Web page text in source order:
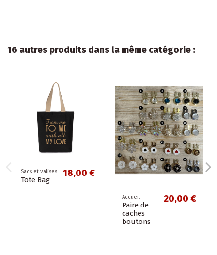
16 autres produits dans la même catégorie :
Sacs et valises
Tote Bag
18,00 €
Accueil
Paire de
caches
boutons
20,00 €